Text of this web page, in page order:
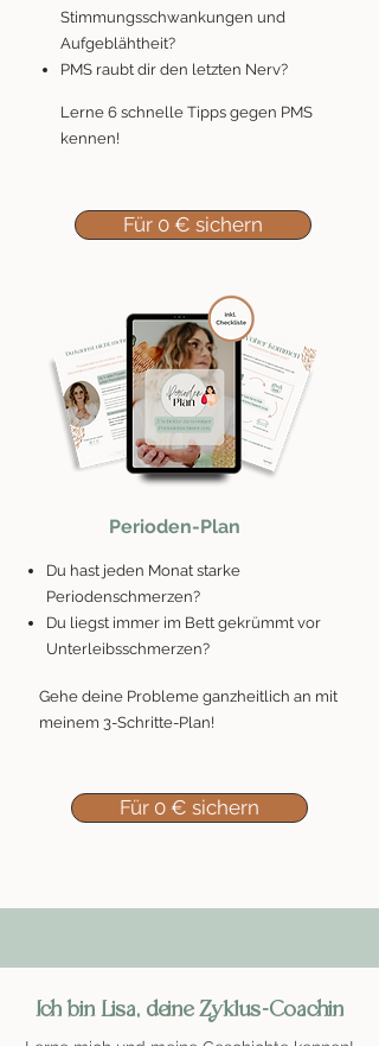
Stimmungsschwankungen und
Aufgeblähtheit?
PMS raubt dir den letzten Nerv?
​Lerne 6 schnelle Tipps gegen PMS
kennen!
Für 0 € sichern
Perioden-Plan
Du hast jeden Monat starke
Periodenschmerzen?
Du liegst immer im Bett gekrümmt vor
Unterleibsschmerzen?
Gehe deine Probleme ganzheitlich an mit
meinem 3-Schritte-Plan!
Für 0 € sichern
Ich bin Lisa, deine Zyklus-Coachin